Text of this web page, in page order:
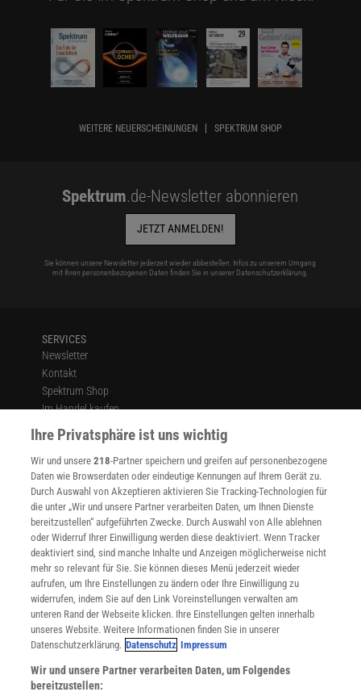
WEITERE NEUERSCHEINUNGEN SPEKTRUM SHOP
Spektrum.de-Newsletter abonnieren
JETZT ANMELDEN!
Sie können unsere Newsletter jederzeit wieder abbestellen. Infos zu unserem Umgang
mit Ihren personenbezogenen Daten finden Sie in unserer Datenschutzerklärung
SERVICES
Newsletter
Kontakt
Spektrum Shop
Im Handel kaufen
Presse
Verträge kündigen
Widerruf
INFO
Mediadaten
Datenschutz
Nutzungsbedingungen
Cookie-Einstellungen
Utiq verwalten
Nutzungsbasierte Onlinewerbung
Alle Artikel
Impressum
Angebote für Schulen
Ihre Privatsphäre ist uns wichtig
Wir und unsere218-Partner speichern und greifen auf personenbezogene
Daten wie Browserdaten oder eindeutige Kennungen auf Ihrem Gerät zu.
Durch Auswahl von Akzeptieren aktivieren Sie Tracking-Technologien für
die unter „Wir und unsere Partner verarbeiten Daten, um Ihnen Dienste
bereitzustellen“ aufgeführten Zwecke. Durch Auswahl von Alle ablehnen
oder Widerruf Ihrer Einwilligung werden diese deaktiviert. Wenn Tracker
deaktiviert sind, sind manche Inhalte und Anzeigen möglicherweise nicht
mehr so relevant für Sie. Sie können dieses Menü jederzeit wieder
aufrufen, um Ihre Einstellungen zu ändern oder Ihre Einwilligung zu
widerrufen, indem Sie auf den Link Voreinstellungen verwalten am
unteren Rand der Webseite klicken. Ihre Einstellungen gelten innerhalb
unseres Website. Weitere Informationen finden Sie in unserer
Datenschutzerklärung. Datenschutz Impressum
Wir und unsere Partner verarbeiten Daten, um Folgendes
bereitzustellen: